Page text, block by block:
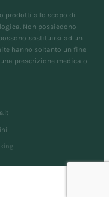
prodotti allo scopo di
Non possiedono
sostituirsi ad un
hanno soltanto un fine
prescrizione medica o